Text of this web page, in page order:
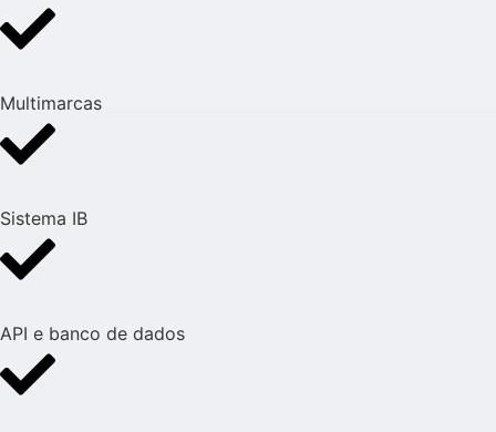
Multimarcas
Sistema IB
API e banco de dados